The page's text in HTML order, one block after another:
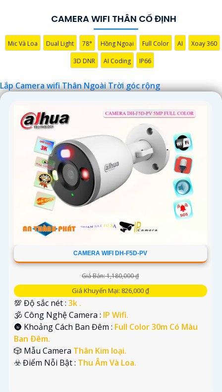
'
CAMERA WIFI THÂN CỐ ĐỊNH
Mic Và Loa Dual Light 78° Hồng Ngoại Full Color AI Xoay 360
3D DNR AI Coding IP66
Lắp Camera wifi Thân Ngoài Trời góc rộng
CAMERA WIFI DH-F5D-PV
Giá Bán: 1,180,000 ₫
Giá Khuyến Mại: 826,000 ₫
💯 Độ sắc nét : 3k .
🕉️ Công Nghệ Camera : IP Wifi.
🌚 Khoảng Cách Ban Đêm : Full Color 30m Có Màu
Ban Ðêm.
🎲 Mẫu Camera Thân Kim loại.
️☣️ Điểm Nỗi Bật : Thu Âm Và Loa.